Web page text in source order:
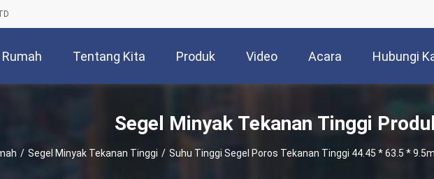
Rumah Tentang Kita Produk Video Acara Hubungi
Segel Minyak Tekanan Tinggi
/ Segel Minyak Tekanan Tinggi / Suhu Tinggi Segel Poros Tekanan Tinggi 44.45 * 63.5 *